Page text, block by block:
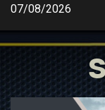
Skip
content
07/08/2026